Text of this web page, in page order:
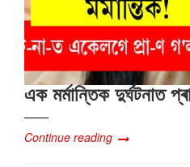
এক মৰ্মান্তিক দুৰ্ঘটনাত
Continue reading